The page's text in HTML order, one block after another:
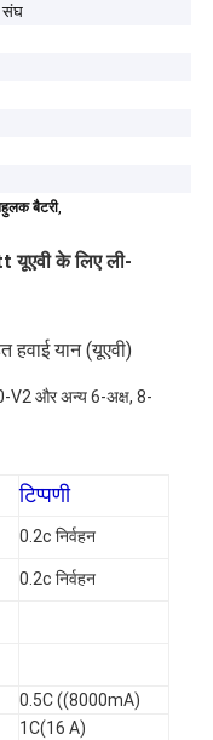
संघ
बैटरी,
के लिए ली-
हवाई यान (यूएवी)
V2 और अन्य 6-अक्ष, 8-
टिप्पणी
0.2c निर्वहन
0.2c निर्वहन
0.5C ((8000mA)
1C(16 A)